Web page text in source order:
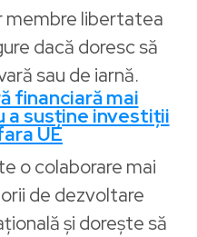
membre libertatea
dacă doresc să
sau de iarnă.
financiară mai
susține investiții
UE
o colaborare mai
de dezvoltare
și dorește să